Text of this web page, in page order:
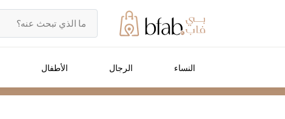
النساء الرجال الأطفال